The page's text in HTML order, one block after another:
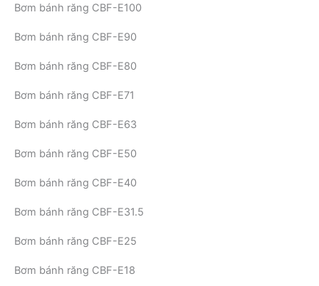
Bơm bánh răng CBF-E100
Bơm bánh răng CBF-E90
Bơm bánh răng CBF-E80
Bơm bánh răng CBF-E71
Bơm bánh răng CBF-E63
Bơm bánh răng CBF-E50
Bơm bánh răng CBF-E40
Bơm bánh răng CBF-E31.5
Bơm bánh răng CBF-E25
Bơm bánh răng CBF-E18